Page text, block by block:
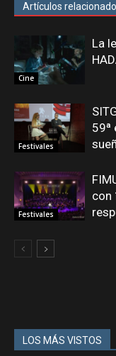
Artículos
Cine
La
Festivales
59ª
Festivales
con
LOS MÁS VISTOS